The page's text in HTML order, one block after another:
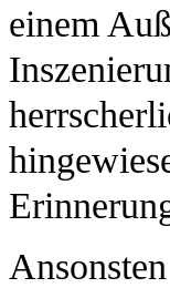
einem